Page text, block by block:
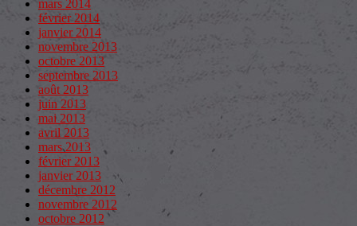
mars 2014
février 2014
janvier 2014
novembre 2013
octobre 2013
septembre 2013
août 2013
juin 2013
mai 2013
avril 2013
mars 2013
février 2013
janvier 2013
décembre 2012
novembre 2012
octobre 2012